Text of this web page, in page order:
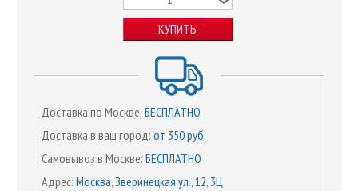
КУПИТЬ
Доставка по Москве: БЕСПЛАТНО
Доставка в ваш город: от 350 руб.
Самовывоз в Москве: БЕСПЛАТНО
Адрес: Москва, Зверинецкая ул., 12, 3Ц